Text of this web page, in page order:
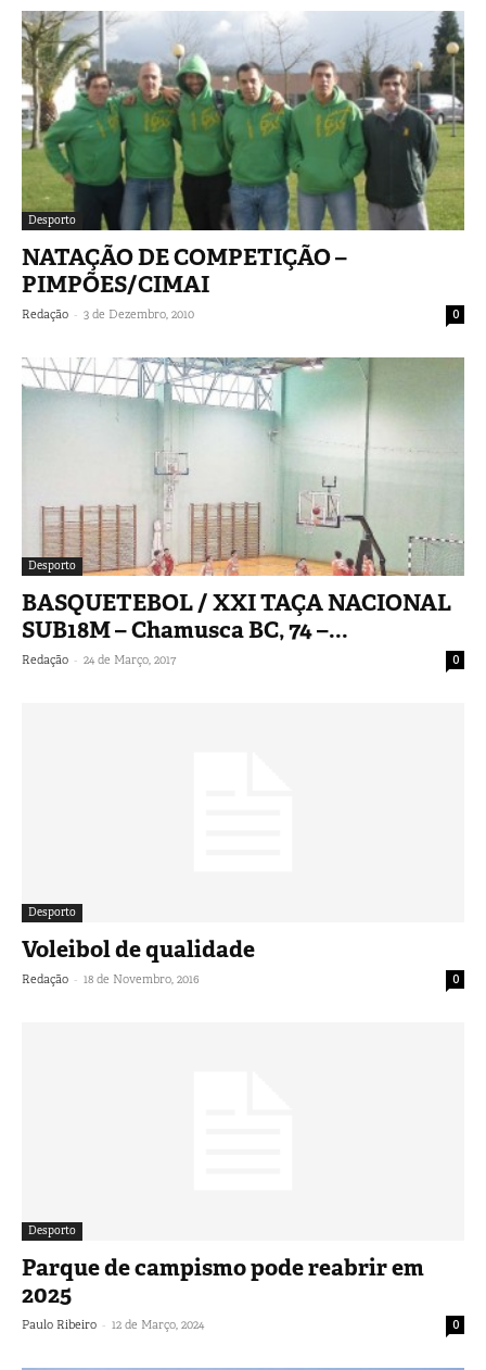
Desporto
NATAÇÃO DE COMPETIÇÃO –
PIMPÕES/CIMAI
Redação - 3 de Dezembro, 2010 0
Desporto
BASQUETEBOL / XXI TAÇA NACIONAL
SUB18M – Chamusca BC, 74 –...
Redação - 24 de Março, 2017 0
Desporto
Voleibol de qualidade
Redação - 18 de Novembro, 2016 0
Desporto
Parque de campismo pode reabrir em
2025
Paulo Ribeiro - 12 de Março, 2024 0